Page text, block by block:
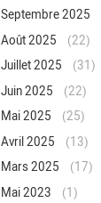
Septembre 2025
Août 2025
(22)
Juillet 2025
(31)
Juin 2025
(22)
Mai 2025
(25)
Avril 2025
(13)
Mars 2025
(17)
Mai 2023
(1)